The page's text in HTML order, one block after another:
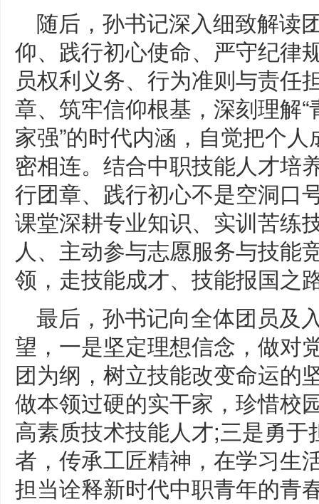
随后，孙书记深入细致解读
仰、践行初心使命、严守纪律
员权利义务、行为准则与责任
章、筑牢信仰根基，深刻理解
家强”的时代内涵，自觉把个
密相连。结合中职技能人才培
行团章、践行初心不是空洞口
课堂深耕专业知识、实训苦练
人、主动参与志愿服务与技能
领，走技能成才、技能报国之
最后，孙书记向全体团员及
望，一是坚定理想信念，做对
团为纲，树立技能改变命运的
做本领过硬的实干家，珍惜校
高素质技术技能人才;三是勇
者，传承工匠精神，在学习生
担当诠释新时代中职青年的青